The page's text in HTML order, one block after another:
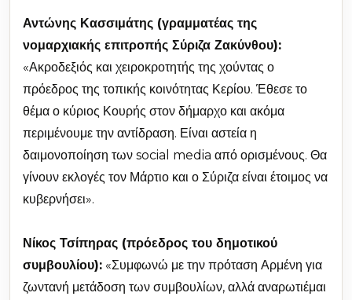
Αντώνης Κασσιμάτης (γραμματέας της
νομαρχιακής επιτροπής Σύριζα Ζακύνθου):
«Ακροδεξιός και χειροκροτητής της χούντας ο
πρόεδρος της τοπικής κοινότητας Κερίου. Έθεσε το
θέμα ο κύριος Κουρής στον δήμαρχο και ακόμα
περιμένουμε την αντίδραση. Είναι αστεία η
δαιμονοποίηση των social media από ορισμένους. Θα
γίνουν εκλογές τον Μάρτιο και ο Σύριζα είναι έτοιμος να
κυβερνήσει».
Νίκος Τσίπηρας (πρόεδρος του δημοτικού
συμβουλίου): «Συμφωνώ με την πρόταση Αρμένη για
ζωντανή μετάδοση των συμβουλίων, αλλά αναρωτιέμαι